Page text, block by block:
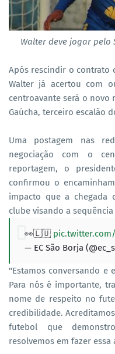
Walter deve jogar pelo
Após rescindir o contrato
Walter já acertou com
centroavante será o novo
Gaúcha, terceiro escalão
Uma postagem nas
negociação com o
reportagem, o
confirmou o
impacto que a chegada
clube visando a
👀🇱🇺
— EC São Borja
"Estamos conversando e
Para nós é importante,
nome de respeito no
credibilidade.
futebol que
resolvemos em fazer